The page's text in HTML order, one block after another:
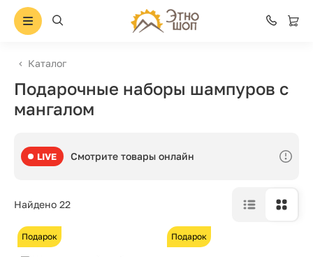
Каталог
Подарочные наборы шампуров с
мангалом
LIVE Смотрите товары онлайн
Найдено 22
Подарок Подарок